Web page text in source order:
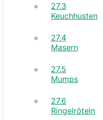
27.3
Keuchhusten
27.4
Masern
27.5
Mumps
27.6
Ringelröteln